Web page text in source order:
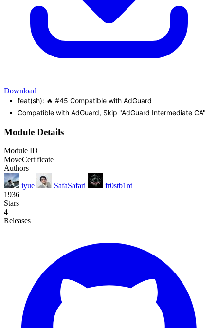
Download
feat(sh): 🔥 #45 Compatible with AdGuard
Compatible with AdGuard, Skip "AdGuard Intermediate CA"
Module Details
Module ID
MoveCertificate
Authors
iyue SafaSafari
fr0stb1rd
1936
Stars
4
Releases